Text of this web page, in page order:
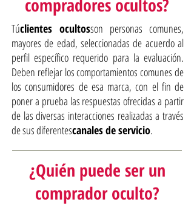
compradores ocultos?
Túclientes ocultosson personas comunes,
mayores de edad, seleccionadas de acuerdo al
perfil específico requerido para la evaluación.
Deben reflejar los comportamientos comunes de
los consumidores de esa marca, con el fin de
poner a prueba las respuestas ofrecidas a partir
de las diversas interacciones realizadas a través
de sus diferentescanales de servicio.
¿Quién puede ser un
comprador oculto?